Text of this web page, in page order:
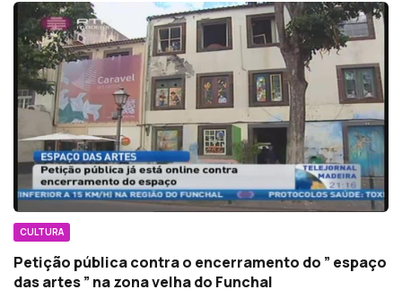
CULTURA
Petição pública contra o encerramento do ” espaço
das artes ” na zona velha do Funchal